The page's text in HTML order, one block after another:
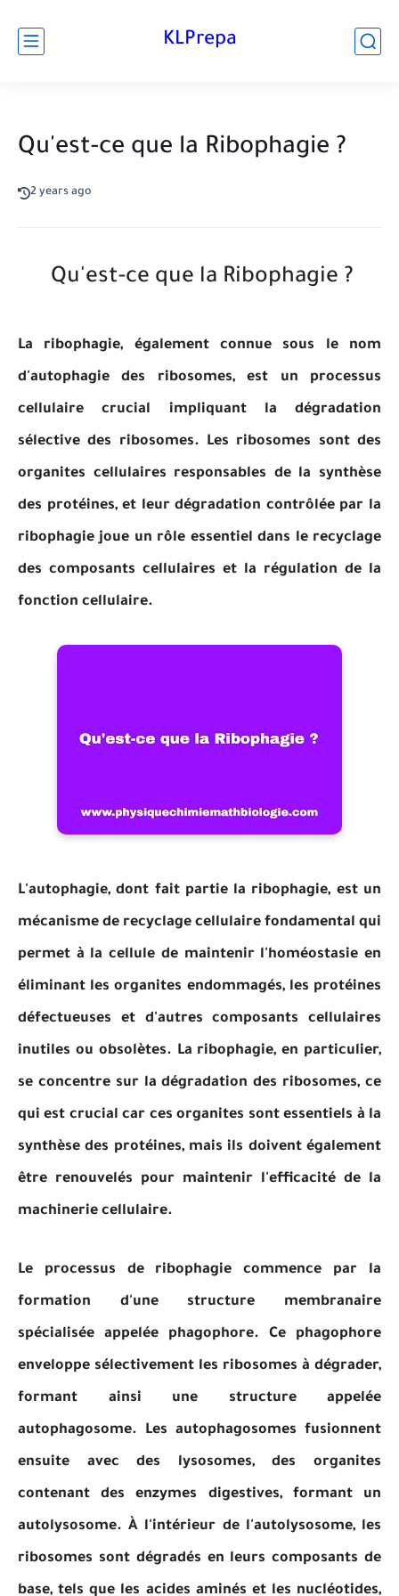
KLPrepa
Qu'est-ce que la Ribophagie ?
2 years ago
Qu'est-ce que la Ribophagie ?
La ribophagie, également connue sous le nom
d'autophagie des ribosomes, est un processus
cellulaire crucial impliquant la dégradation
sélective des ribosomes. Les ribosomes sont des
organites cellulaires responsables de la synthèse
des protéines, et leur dégradation contrôlée par la
ribophagie joue un rôle essentiel dans le recyclage
des composants cellulaires et la régulation de la
fonction cellulaire.
L'autophagie, dont fait partie la ribophagie, est un
mécanisme de recyclage cellulaire fondamental qui
permet à la cellule de maintenir l'homéostasie en
éliminant les organites endommagés, les protéines
défectueuses et d'autres composants cellulaires
inutiles ou obsolètes. La ribophagie, en particulier,
se concentre sur la dégradation des ribosomes, ce
qui est crucial car ces organites sont essentiels à la
synthèse des protéines, mais ils doivent également
être renouvelés pour maintenir l'efficacité de la
machinerie cellulaire.
Le processus de ribophagie commence par la
formation d'une structure membranaire
spécialisée appelée phagophore. Ce phagophore
enveloppe sélectivement les ribosomes à dégrader,
formant ainsi une structure appelée
autophagosome. Les autophagosomes fusionnent
ensuite avec des lysosomes, des organites
contenant des enzymes digestives, formant un
autolysosome. À l'intérieur de l'autolysosome, les
ribosomes sont dégradés en leurs composants de
base, tels que les acides aminés et les nucléotides,